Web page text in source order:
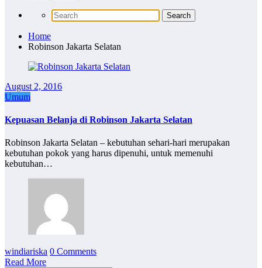
Home
Robinson Jakarta Selatan
August 2, 2016
Umum
Kepuasan Belanja di Robinson Jakarta Selatan
Robinson Jakarta Selatan – kebutuhan sehari-hari merupakan
kebutuhan pokok yang harus dipenuhi, untuk memenuhi
kebutuhan…
windiariska 0 Comments
Read More